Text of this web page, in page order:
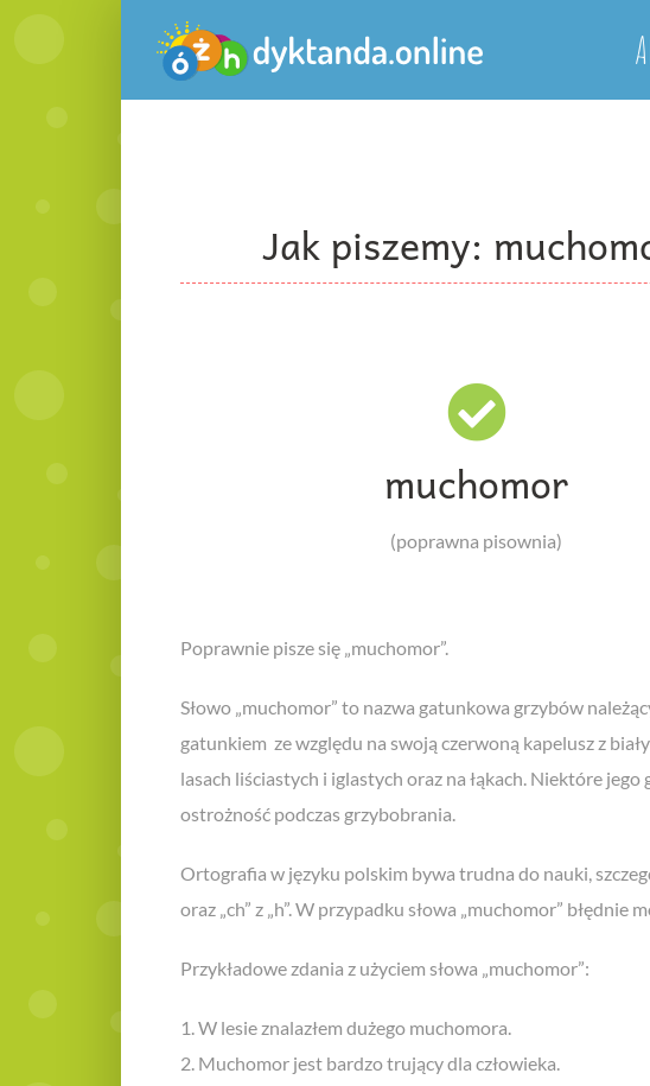
Jak piszemy:
muchomor
(poprawna pisownia)
Poprawnie pisze się „muchomor”.
Słowo „muchomor” to nazwa gatunkowa grzybów
gatunkiem ze względu na swoją czerwoną kapelusz z
lasach liściastych i iglastych oraz na łąkach. Niektóre
ostrożność podczas grzybobrania.
Ortografia w języku polskim bywa trudna do nauki,
oraz „ch” z „h”. W przypadku słowa „muchomor”
Przykładowe zdania z użyciem słowa „muchomor”:
1. W lesie znalazłem dużego muchomora.
2. Muchomor jest bardzo trujący dla człowieka.